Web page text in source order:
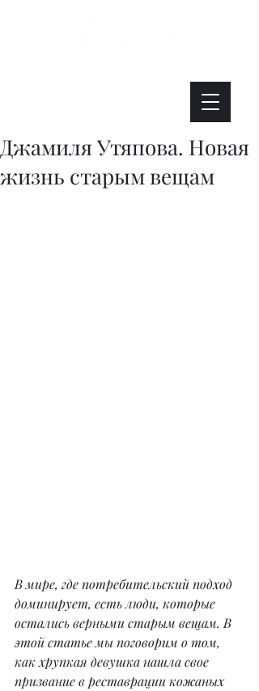
Джамиля Утяпова. Новая
жизнь старым вещам
В мире, где потребительский подход
доминирует, есть люди, которые
остались верными старым вещам. В
этой статье мы поговорим о том,
как хрупкая девушка нашла свое
призвание в реставрации кожаных